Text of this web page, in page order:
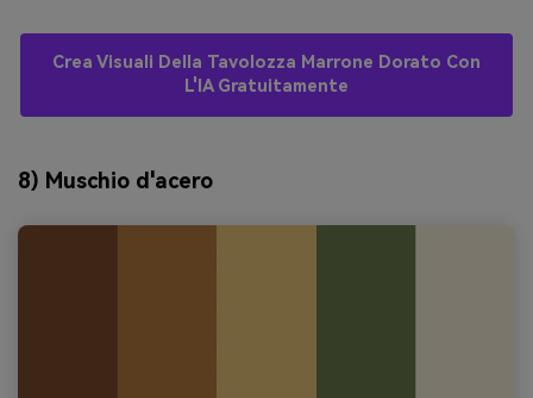
Crea Visuali Della Tavolozza Marrone Dorato Con
L'IA Gratuitamente
8) Muschio d'acero